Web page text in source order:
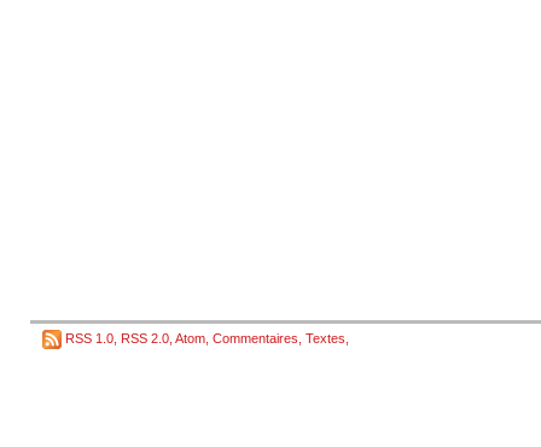
RSS 1.0 RSS 2.0 Atom Commentaires Textes